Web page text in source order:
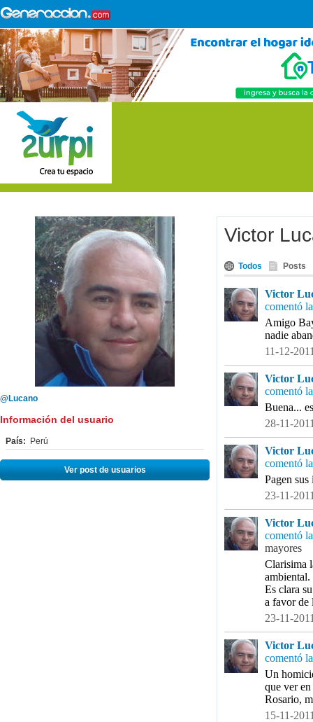
@Lucano
Información del usuario
País: Perú
Ver post de usuarios
Victor
Todos Posts
Victor
comentó
Amigo
nadie
11-12-
Victor
comentó
Buena...
28-11-
Victor
comentó
Pagen
23-11-
Victor
comentó
mayores
Clarisima
ambiental.
Es clara
a favor de
23-11-
Victor
comentó
Un
que ver
Rosario,
15-11-